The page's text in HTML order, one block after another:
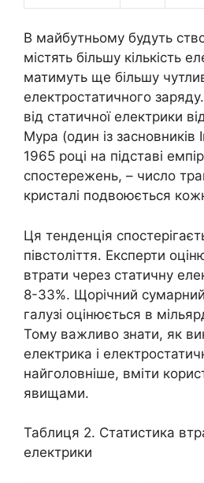
В майбутньому будуть
містять більшу кількість
матимуть ще більшу
електростатичного
від статичної електрики
Мура (один із
1965 році на підставі
спостережень, – число
кристалі подвоюється
Ця тенденція
півстоліття. Експерти
втрати через статичну
8-33%. Щорічний сумарний
галузі оцінюється в
Тому важливо знати, як
електрика і
найголовніше, вміти
явищами.
Таблиця 2. Статистика
електрики